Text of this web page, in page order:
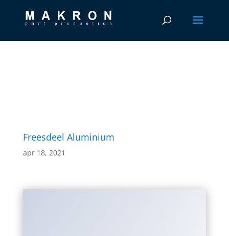
Freesdeel Aluminium
apr 18, 2021